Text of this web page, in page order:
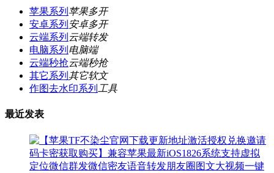
苹果系列 苹果多开
安卓系列 安卓多开
云端系列 云端转发
电脑系列 电脑端
云端秒抢云端秒抢
其它系列 其它软文
作图去水印系列 工具
最近发表